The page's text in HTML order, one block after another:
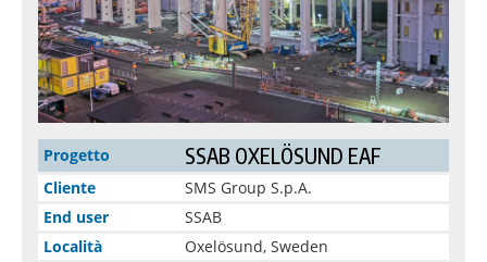
Progetto SSAB OXELÖSUND EAF
Cliente
SMS Group S.p.A.
End user
SSAB
Località
Oxelösund, Sweden